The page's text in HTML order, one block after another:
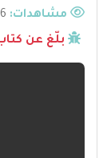
مشاهدات:
بلّغ عن